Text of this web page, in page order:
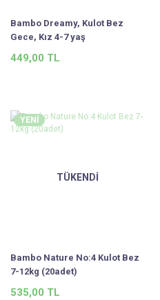
Bambo Dreamy, Kulot Bez
Gece, Kız 4-7 yaş
449,00 TL
YENİ
TÜKENDİ
Bambo Nature No:4 Kulot Bez
7-12kg (20adet)
535,00 TL